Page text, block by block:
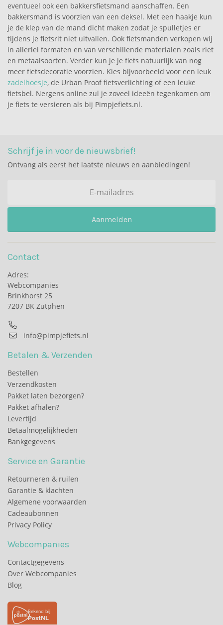
eventueel ook een bakkersfietsmand aanschaffen. Een
bakkersmand is voorzien van een deksel. Met een haakje kun
je de klep van de mand dicht maken zodat je spulletjes er
tijdens je fietsrit niet uitvallen. Ook fietsmanden verkopen wij
in allerlei formaten en van verschillende materialen zoals riet
en metaalsoorten. Verder kun je je fiets natuurlijk van nog
meer fietsdecoratie voorzien. Kies bijvoorbeeld voor een leuk
zadelhoesje, de Urban Proof fietsverlichting of een leuke
fietsbel. Nergens online zul je zoveel ideeën tegenkomen om
je fiets te versieren als bij Pimpjefiets.nl.
Schrijf je in voor de nieuwsbrief!
Ontvang als eerst het laatste nieuws en aanbiedingen!
Aanmelden
Contact
Adres:
Webcompanies
Brinkhorst 25
7207 BK Zutphen
info@pimpjefiets.nl
Betalen & Verzenden
Bestellen
Verzendkosten
Pakket laten bezorgen?
Pakket afhalen?
Levertijd
Betaalmogelijkheden
Bankgegevens
Service en Garantie
Retourneren & ruilen
Garantie & klachten
Algemene voorwaarden
Cadeaubonnen
Privacy Policy
Webcompanies
Contactgegevens
Over Webcompanies
Blog